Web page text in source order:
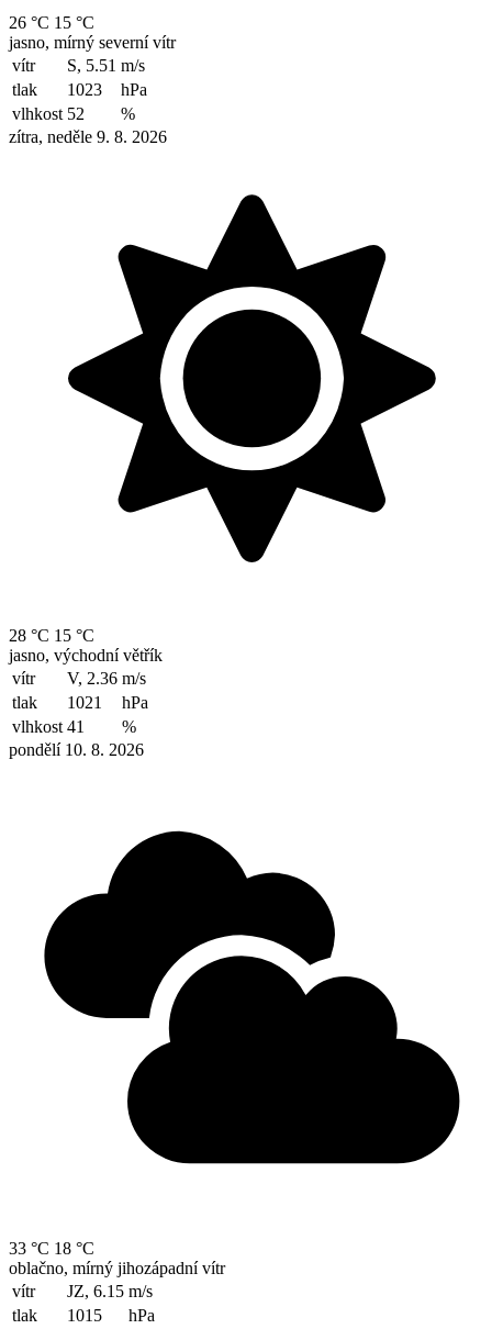
26 °C 15 °C
jasno, mírný severní vítr
vítr
S, 5.51 m/s
tlak
1023
hPa
vlhkost 52
%
zítra, neděle 9. 8. 2026
28 °C 15 °C
jasno, východní větřík
vítr
V, 2.36 m/s
tlak
1021
hPa
vlhkost 41
%
pondělí 10. 8. 2026
33 °C 18 °C
oblačno, mírný jihozápadní vítr
vítr
JZ, 6.15 m/s
tlak
1015
hPa